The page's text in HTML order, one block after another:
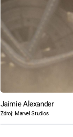
Jaimie Alexander
Zdroj: Marvel Studios